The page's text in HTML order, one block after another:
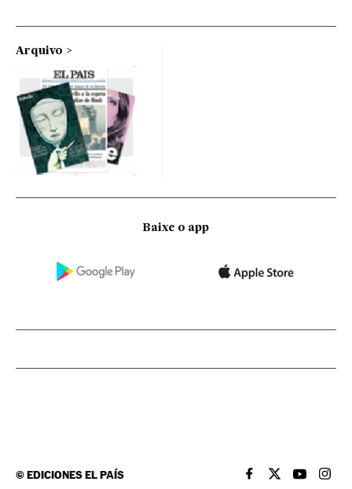
Arquivo
Baixe o app
©EDICIONES EL PAÍS EL PAÍS BRASIL EN
EL PAÍSEL PAÍS
EL